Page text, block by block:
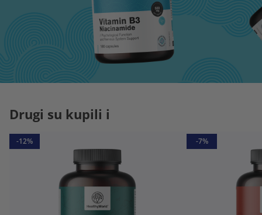
Drugi su kupili i
-12% -7%